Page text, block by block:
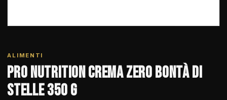
ALIMENTI
Pro Nutrition Crema Zero Bontà di
Stelle 350 g